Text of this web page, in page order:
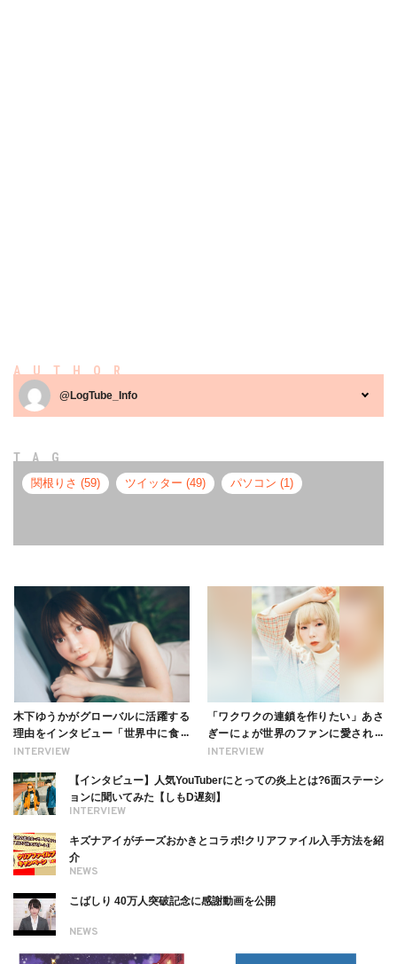
AUTHOR
@LogTube_Info
TAG
関根りさ (59) ツイッター (49) パソコン (1)
INTERVIEW
木下ゆうかがグローバルに活躍する
理由をインタビュー「世界中に食べ
る幸せを伝えたい」新事務所加入に
INTERVIEW
「ワクワクの連鎖を作りたい」あさ
ぎーにょが世界のファンに愛される
理由【インタビュー】
INTERVIEW
【インタビュー】人気YouTuberにとっての炎上とは?6面ステーシ
ョンに聞いてみた【しもD遅刻】
NEWS
キズナアイがチーズおかきとコラボ!クリアファイル入手方法を紹
介
NEWS
こばしり 40万人突破記念に感謝動画を公開